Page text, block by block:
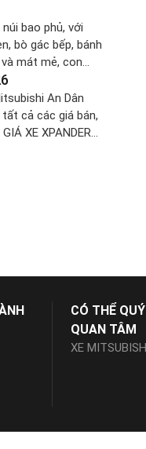
rộng rãi và […]
bao phủ, với
bò gác bếp, bánh
mát mẻ, con
An Dân
cả các giá bán,
XE XPANDER
CÓ THỂ
QUAN TÂM
XE